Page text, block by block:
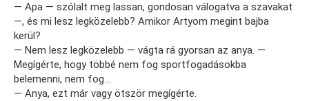
— Apa — szólalt meg lassan, gondosan válogatva a szavakat
—, és mi lesz legközelebb? Amikor Artyom megint bajba
kerül?
— Nem lesz legközelebb — vágta rá gyorsan az anya. —
Megígérte, hogy többé nem fog sportfogadásokba
belemenni, nem fog…
— Anya, ezt már vagy ötször megígérte.